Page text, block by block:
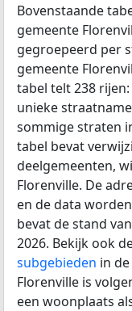
Bovenstaande
gemeente
gegroepeerd per
gemeente
tabel telt 238
unieke
sommige straten
tabel bevat
deelgemeenten,
Florenville. De
en de data
bevat de stand
2026. Bekijk ook
subgebieden in
Florenville is
een woonplaats